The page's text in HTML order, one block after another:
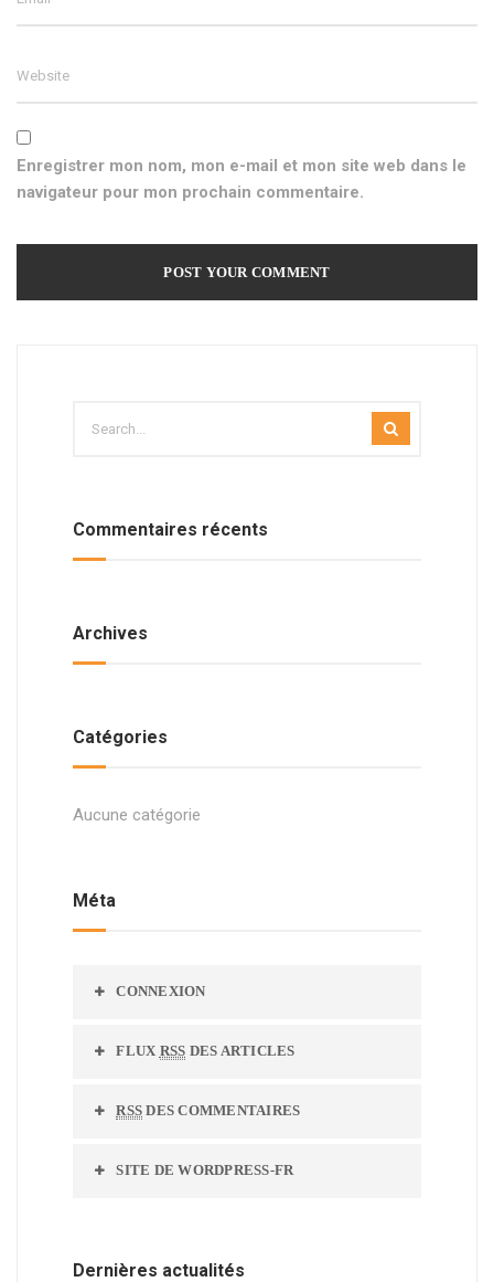
Enregistrer mon nom, mon e-mail et mon site web dans le
navigateur pour mon prochain commentaire.
Commentaires récents
Archives
Catégories
Aucune catégorie
Méta
CONNEXION
FLUX RSS DES ARTICLES
RSS DES COMMENTAIRES
SITE DE WORDPRESS-FR
Dernières actualités